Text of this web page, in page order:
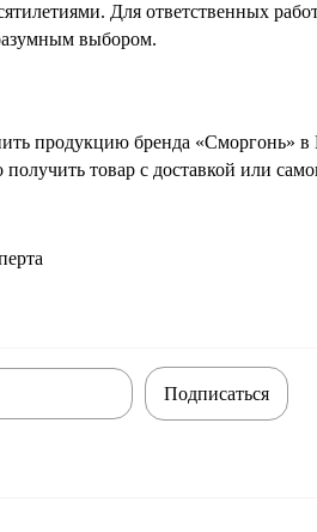
Для ответственных
выбором.
продукцию бренда «Сморгонь»
товар с доставкой или
Подписаться